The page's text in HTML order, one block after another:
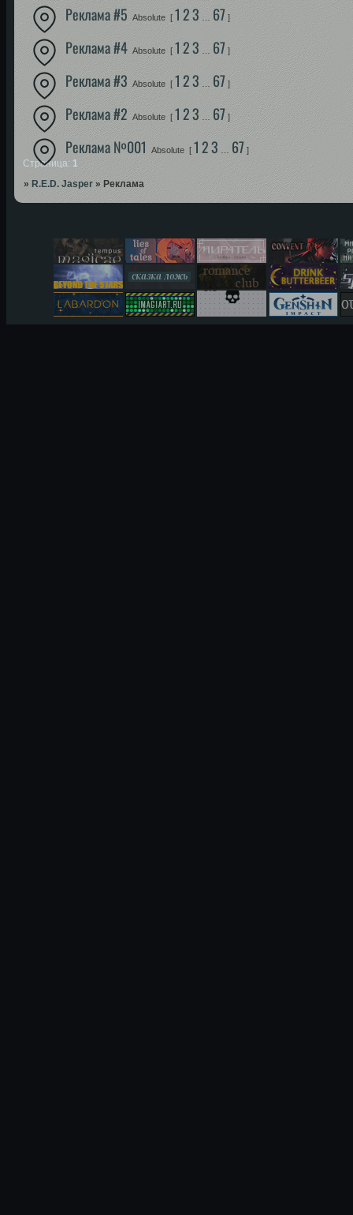
Реклама #5 Absolute [ 123 67 ]
Реклама #4 Absolute [ 123 … 67 ]
Реклама #3 Absolute [ 123 67 ]
Реклама #2 Absolute [ 123 … 67 ]
Реклама №001 Absolute [ 123 … 67 ]
Страница: 1
» R.E.D. Jasper » Реклама